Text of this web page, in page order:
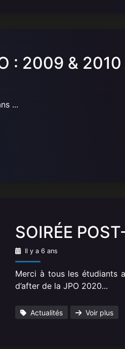
: 2009 & 2010
...
SOIRÉE
Il y a 6 ans
Merci à tous les étudiants
d’after de la JPO 2020...
Actualités Voir plus